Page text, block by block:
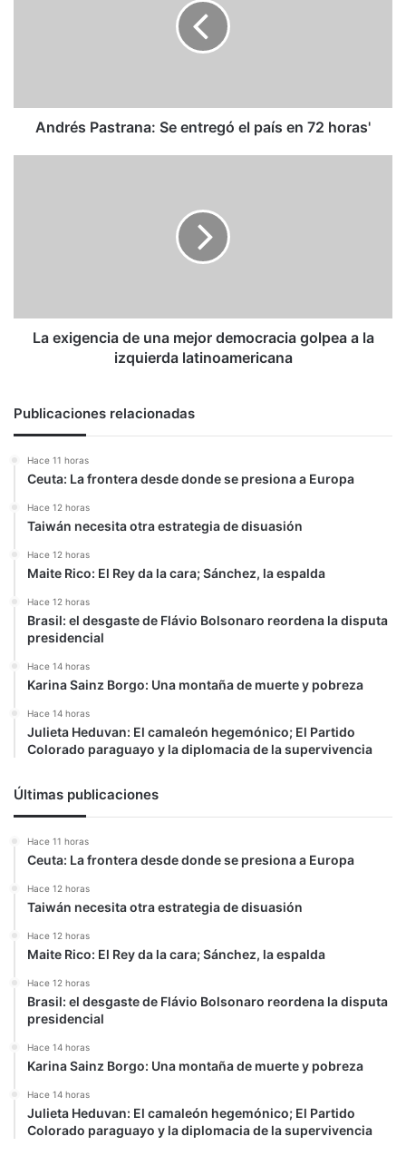
horas'
Andrés Pastrana: Se entregó el país en 72 horas'
la
izquierda
La exigencia de una mejor democracia golpea a la
izquierda latinoamericana
Publicaciones relacionadas
Hace 11 horas
Ceuta: La frontera desde donde se presiona a Europa
Hace 12 horas
Taiwán necesita otra estrategia de disuasión
Hace 12 horas
Maite Rico: El Rey da la cara; Sánchez, la espalda
Hace 12 horas
Brasil: el desgaste de Flávio Bolsonaro reordena la disputa
presidencial
Hace 14 horas
Karina Sainz Borgo: Una montaña de muerte y pobreza
Hace 14 horas
Julieta Heduvan: El camaleón hegemónico; El Partido
Colorado paraguayo y la diplomacia de la supervivencia
Últimas publicaciones
Hace 11 horas
Ceuta: La frontera desde donde se presiona a Europa
Hace 12 horas
Taiwán necesita otra estrategia de disuasión
Hace 12 horas
Maite Rico: El Rey da la cara; Sánchez, la espalda
Hace 12 horas
Brasil: el desgaste de Flávio Bolsonaro reordena la disputa
presidencial
Hace 14 horas
Karina Sainz Borgo: Una montaña de muerte y pobreza
Hace 14 horas
Julieta Heduvan: El camaleón hegemónico; El Partido
Colorado paraguayo y la diplomacia de la supervivencia